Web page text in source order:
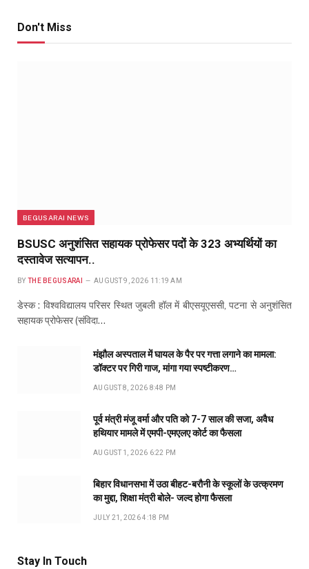
Don't Miss
BEGUSARAI NEWS
BSUSC अनुशंसित सहायक प्रोफेसर पदों के 323 अभ्यर्थियों का
दस्तावेज सत्यापन..
BY THE BEGUSARAI AUGUST 9, 2026 11:19 AM
डेस्क : विश्वविद्यालय परिसर स्थित जुबली हॉल में बीएसयूएससी, पटना से अनुशंसित
सहायक प्रोफेसर (संविदा…
मंझौल अस्पताल में घायल के पैर पर गत्ता लगाने का मामला:
डॉक्टर पर गिरी गाज, मांगा गया स्पष्टीकरण…
AUGUST 8, 2026 8:48 PM
पूर्व मंत्री मंजू वर्मा और पति को 7-7 साल की सजा, अवैध
हथियार मामले में एमपी-एमएलए कोर्ट का फैसला
AUGUST 1, 2026 6:22 PM
बिहार विधानसभा में उठा बीहट-बरौनी के स्कूलों के उत्क्रमण
का मुद्दा, शिक्षा मंत्री बोले- जल्द होगा फैसला
JULY 21, 2026 4:18 PM
Stay In Touch